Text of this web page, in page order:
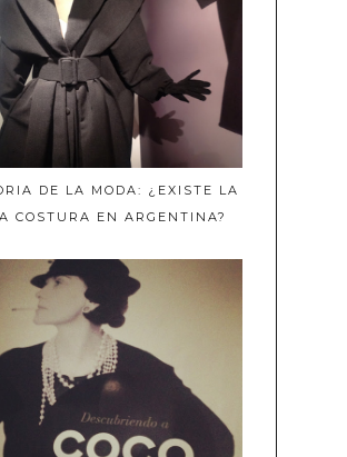
DE LA MODA: ¿EXISTE LA
COSTURA EN ARGENTINA?